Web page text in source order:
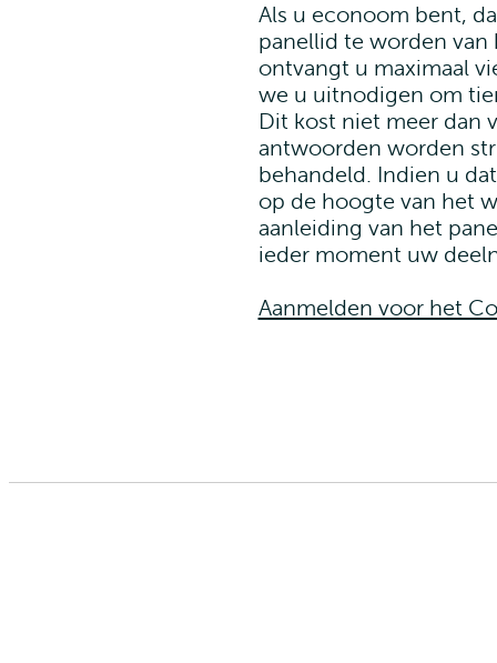
Als u econoom bent,
panellid te worden
ontvangt u maximaal
we u uitnodigen om
Dit kost niet meer dan
antwoorden worden
behandeld. Indien u
op de hoogte van het
aanleiding van het
ieder moment uw
Aanmelden voor het